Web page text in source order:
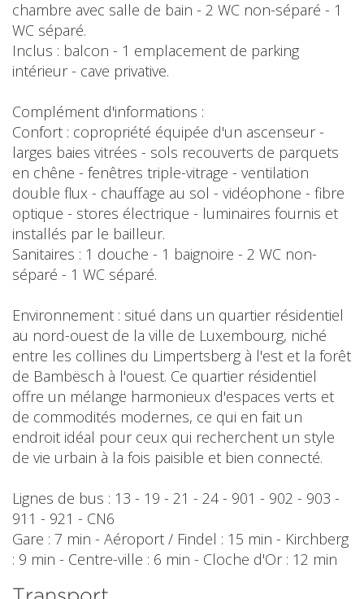
chambre avec salle de bain - 2 WC non-séparé - 1
WC séparé.
Inclus : balcon - 1 emplacement de parking
intérieur - cave privative.
Complément d'informations :
Confort : copropriété équipée d'un ascenseur -
larges baies vitrées - sols recouverts de parquets
en chêne - fenêtres triple-vitrage - ventilation
double flux - chauffage au sol - vidéophone - fibre
optique - stores électrique - luminaires fournis et
installés par le bailleur.
Sanitaires : 1 douche - 1 baignoire - 2 WC non-
séparé - 1 WC séparé.
Environnement : situé dans un quartier résidentiel
au nord-ouest de la ville de Luxembourg, niché
entre les collines du Limpertsberg à l'est et la forêt
de Bambësch à l'ouest. Ce quartier résidentiel
offre un mélange harmonieux d'espaces verts et
de commodités modernes, ce qui en fait un
endroit idéal pour ceux qui recherchent un style
de vie urbain à la fois paisible et bien connecté.
Lignes de bus : 13 - 19 - 21 - 24 - 901 - 902 - 903 -
911 - 921 - CN6
Gare : 7 min - Aéroport / Findel : 15 min - Kirchberg
: 9 min - Centre-ville : 6 min - Cloche d'Or : 12 min